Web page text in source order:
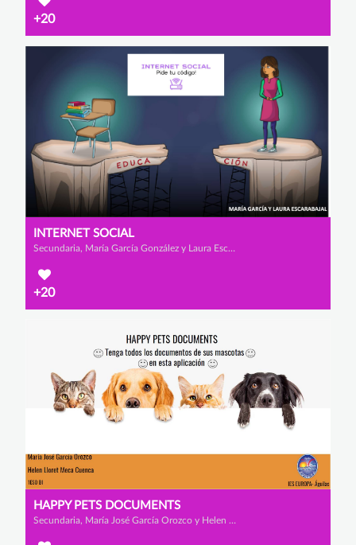
+20
INTERNET SOCIAL
Secundaria, María García González y Laura Escarabajal Fernández
+20
HAPPY PETS DOCUMENTS
Secundaria, María José García Orozco y Helen Lloret Meca Cuenca